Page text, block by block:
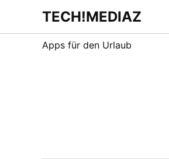
TECH!MEDIAZ
Dein Internet &
Technologie
Blog
Apps für den Urlaub